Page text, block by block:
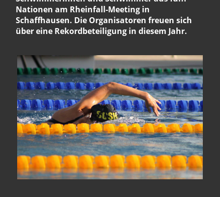
Nationen am Rheinfall-Meeting in
Schaffhausen. Die Organisatoren freuen sich
über eine Rekordbeteiligung in diesem Jahr.